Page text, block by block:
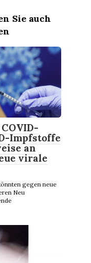
Sie auch
Impfstoffe
an
virale
gegen neue
Neu